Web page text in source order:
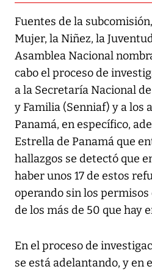
Fuentes de la
Mujer, la Niñez, la
Asamblea Nacional
cabo el proceso de
a la Secretaría Nacional
y Familia (Senniaf) y a los
Panamá, en específico,
Estrella de Panamá que
hallazgos se detectó que
haber unos 17 de estos
operando sin los
de los más de 50 que hay
En el proceso de
se está adelantando, y en